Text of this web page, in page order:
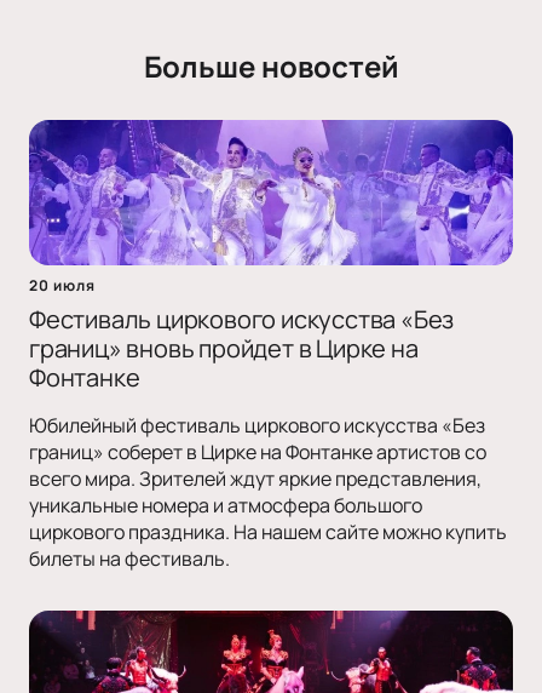
Больше новостей
20 июля
Фестиваль циркового искусства «Без
границ» вновь пройдет в Цирке на
Фонтанке
Юбилейный фестиваль циркового искусства «Без
границ» соберет в Цирке на Фонтанке артистов со
всего мира. Зрителей ждут яркие представления,
уникальные номера и атмосфера большого
циркового праздника. На нашем сайте можно купить
билеты на фестиваль.